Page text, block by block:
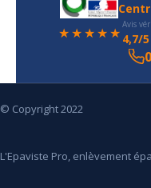
★★★★★ Avis
4,7/
© Copyright 2022
L'Epaviste Pro, enlèvement